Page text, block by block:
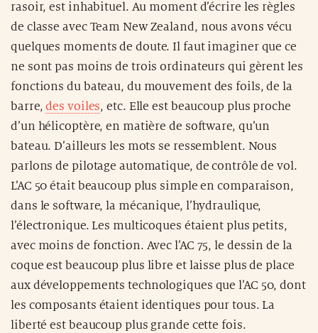
rasoir, est inhabituel. Au moment d’écrire les règles
de classe avec Team New Zealand, nous avons vécu
quelques moments de doute. Il faut imaginer que ce
ne sont pas moins de trois ordinateurs qui gèrent les
fonctions du bateau, du mouvement des foils, de la
barre,des voiles, etc. Elle est beaucoup plus proche
d’un hélicoptère, en matière de software, qu’un
bateau. D’ailleurs les mots se ressemblent. Nous
parlons de pilotage automatique, de contrôle de vol.
L’AC 50 était beaucoup plus simple en comparaison,
dans le software, la mécanique, l’hydraulique,
l’électronique. Les multicoques étaient plus petits,
avec moins de fonction. Avec l’AC 75, le dessin de la
coque est beaucoup plus libre et laisse plus de place
aux développements technologiques que l’AC 50, dont
les composants étaient identiques pour tous. La
liberté est beaucoup plus grande cette fois.